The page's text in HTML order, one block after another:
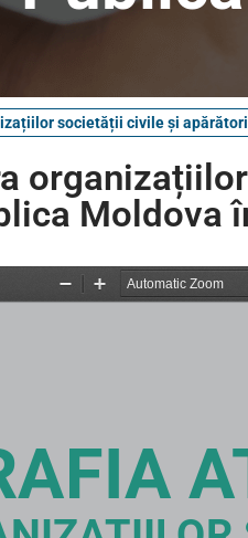
societății civile și
Moldova